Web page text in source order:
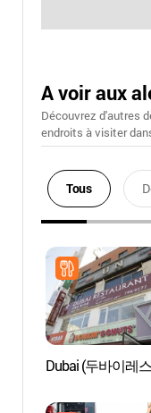
A voir aux
Découvrez d'autres
endroits à visiter
Tous
Dubai (두바이레